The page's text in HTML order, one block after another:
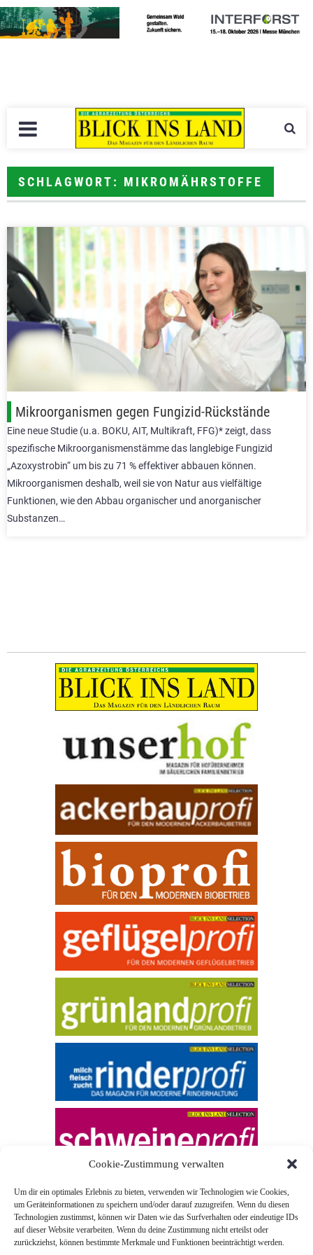
Cookie-Zustimmung verwalten
Um dir ein optimales Erlebnis zu bieten, verwenden wir Technologien wie Cookies,
um Geräteinformationen zu speichern und/oder darauf zuzugreifen. Wenn du diesen
Technologien zustimmst, können wir Daten wie das Surfverhalten oder eindeutige IDs
auf dieser Website verarbeiten. Wenn du deine Zustimmung nicht erteilst oder
zurückziehst, können bestimmte Merkmale und Funktionen beeinträchtigt werden.
SCHLAGWORT: MIKROMÄHRSTOFFE
Mikroorganismen gegen Fungizid-Rückstände
Eine neue Studie (u.a. BOKU, AIT, Multikraft, FFG)* zeigt, dass
spezifische Mikroorganismenstämme das langlebige Fungizid
„Azoxystrobin“ um bis zu 71 % effektiver abbauen können.
Mikroorganismen deshalb, weil sie von Natur aus vielfältige
Funktionen, wie den Abbau organischer und anorganischer
Substanzen…